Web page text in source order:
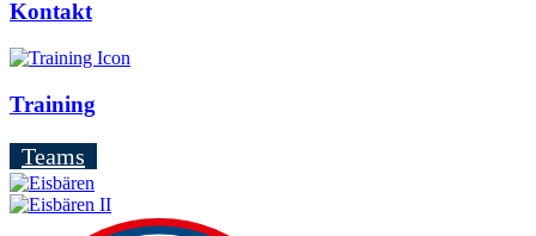
Kontakt
Training
Teams